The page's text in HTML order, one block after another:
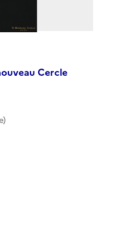
Cercle